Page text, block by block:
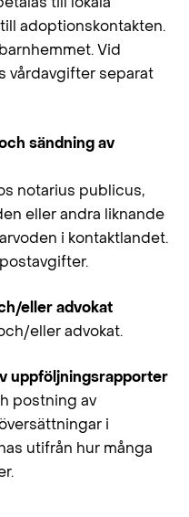
adoptionskontakten.
Vid
vårdavgifter separat
sändning av
notarius publicus,
eller andra liknande
i kontaktlandet.
eller advokat
eller advokat.
uppföljningsrapporter
postning av
i
utifrån hur många